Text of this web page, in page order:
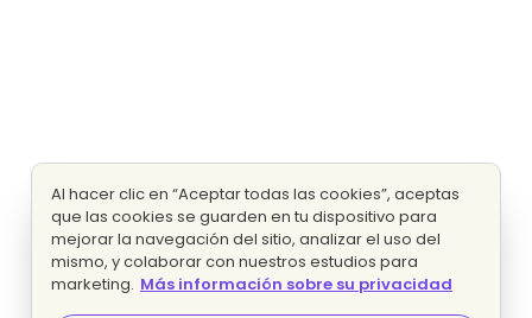
Al hacer clic en “Aceptar todas las cookies”, aceptas
que las cookies se guarden en tu dispositivo para
mejorar la navegación del sitio, analizar el uso del
mismo, y colaborar con nuestros estudios para
marketing. Más información sobre su privacidad